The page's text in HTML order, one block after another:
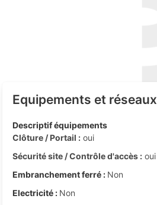
Equipements et réseaux
Descriptif équipements
Clôture / Portail : oui
Sécurité site / Contrôle d'accès : oui
Embranchement ferré : Non
Electricité : Non